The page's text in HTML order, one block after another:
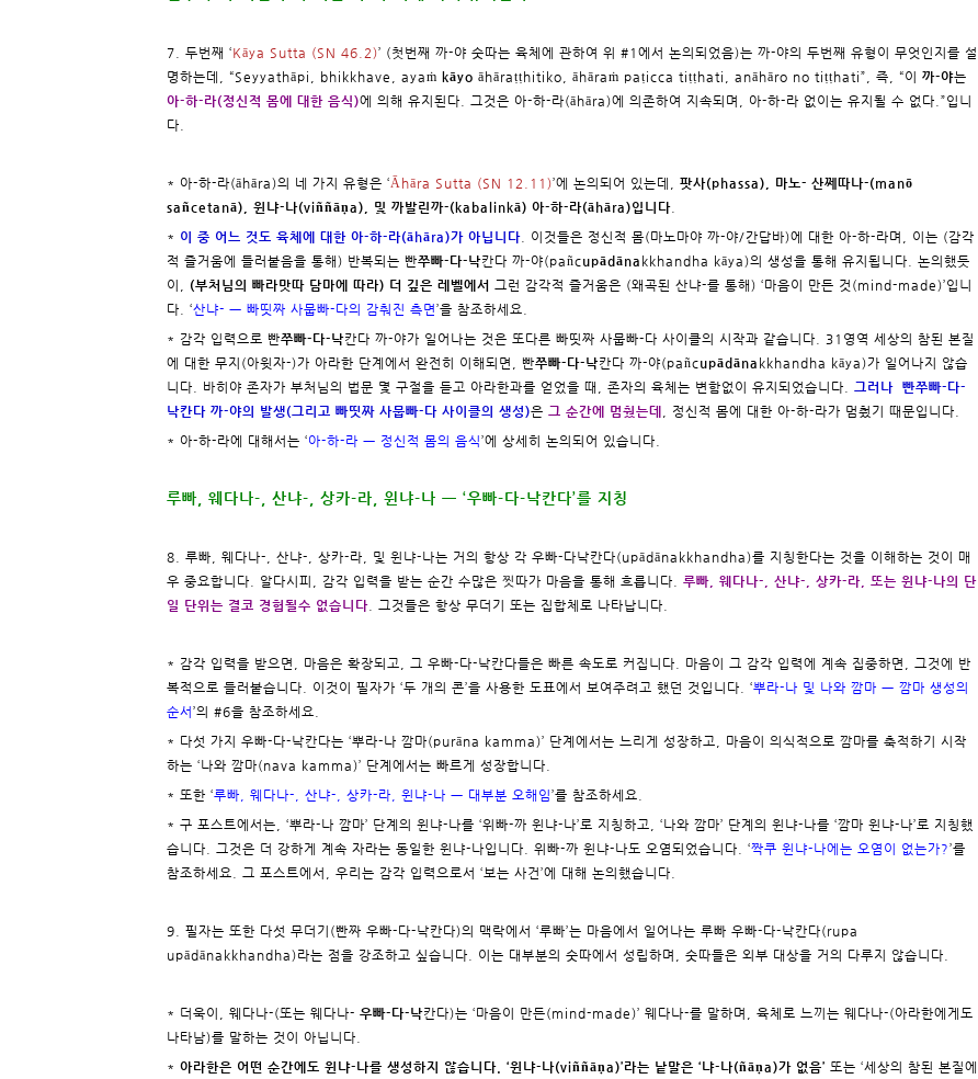
7. 두번째 ‘Kāya Sutta (SN 46.2)’ (첫번째 까-야 숫따는 육체에 관하여 위 #1에서 논의되었음)는 까-야의 두번째 유형이 무엇인지를 설
명하는데, “Seyyathāpi, bhikkhave, ayaṁ kāyo āhāraṭṭhitiko, āhāraṁ paṭicca tiṭṭhati, anāhāro no tiṭṭhati”, 즉, “이 까-야는
아-하-라(정신적 몸에 대한 음식)에 의해 유지된다. 그것은 아-하-라(āhāra)에 의존하여 지속되며, 아-하-라 없이는 유지될 수 없다.”입니
다.
* 아-하-라(āhāra)의 네 가지 유형은 ‘Āhāra Sutta (SN 12.11)’에 논의되어 있는데, 팟사(phassa), 마노- 산쩨따나-(manō
sañcetanā), 윈냐-나(viññāṇa), 및 까발린까-(kabalinkā) 아-하-라(āhāra)입니다
* 이 중 어느 것도 육체에 대한 아-하-라(āhāra)가 아닙니다 . 이것들은 정신적 몸(마노마야 까-야/간답바)에 대한 아-하-라며, 이는 (감각
적 즐거움에 들러붙음을 통해) 반복되는 빤쭈빠-다-낙칸다 까-야(pañcupādāna kkhandha kāya)의 생성을 통해 유지됩니다. 논의했듯
이, (부처님의 빠라맛따 담마에 따라) 더 깊은 레벨에서 그런 감각적 즐거움은 (왜곡된 산냐-를 통해) ‘마음이 만든 것(mind-made)’입니
다. ‘산냐- ㅡ 빠띳짜 사뭅빠-다의 감춰진 측면’을 참조하세요.
* 감각 입력으로 빤쭈빠-다-낙칸다 까-야가 일어나는 것은 또다른 빠띳짜 사뭅빠-다 사이클의 시작과 같습니다. 31영역 세상의 참된 본질
에 대한 무지(아윗자-)가 아라한 단계에서 완전히 이해되면, 빤쭈빠-다-낙칸다 까-야(pañcupādāna kkhandha kāya)가 일어나지 않습
니다. 바히야 존자가 부처님의 법문 몇 구절을 듣고 아라한과를 얻었을 때, 존자의 육체는 변함없이 유지되었습니다. 그러나 빤쭈빠-다-
낙칸다 까-야의 발생(그리고 빠띳짜 사뭅빠-다 사이클의 생성)은 그 순간에 멈췄는데
, 정신적 몸에 대한 아-하-라가 멈췄기 때문입니다.
* 아-하-라에 대해서는 ‘아-하-라 ㅡ 정신적 몸의 음식’에 상세히 논의되어 있습니다.
루빠, 웨다나-, 산냐-, 상카-라, 윈냐-나 ㅡ ‘우빠-다-낙칸다’를 지칭
8. 루빠, 웨다나-, 산냐-, 상카-라, 및 윈냐-나는 거의 항상 각 우빠-다낙칸다(upādānakkhandha)를 지칭한다는 것을 이해하는 것이 매
우 중요합니다. 알다시피, 감각 입력을 받는 순간 수많은 찟따가 마음을 통해 흐릅니다. 루빠, 웨다나-, 산냐-, 상카-라, 또는 윈냐-나의 단
일 단위는 결코 경험될수 없습니다 . 그것들은 항상 무더기 또는 집합체로 나타납니다.
* 감각 입력을 받으면, 마음은 확장되고, 그 우빠-다-낙칸다들은 빠른 속도로 커집니다. 마음이 그 감각 입력에 계속 집중하면, 그것에 반
복적으로 들러붙습니다. 이것이 필자가 ‘두 개의 콘’을 사용한 도표에서 보여주려고 했던 것입니다. ‘뿌라-나 및 나와 깜마 ㅡ 깜마 생성의
순서 ’의 #6을 참조하세요.
* 다섯 가지 우빠-다-낙칸다는 ‘뿌라-나 깜마(purāna kamma)’ 단계에서는 느리게 성장하고, 마음이 의식적으로 깜마를 축적하기 시작
하는 ‘나와 깜마(nava kamma)’ 단계에서는 빠르게 성장합니다.
* 또한 ‘루빠, 웨다나-, 산냐-, 상카-라, 윈냐-나 ㅡ 대부분 오해임’를 참조하세요.
* 구 포스트에서는, ‘뿌라-나 깜마’ 단계의 윈냐-나를 ‘위빠-까 윈냐-나’로 지칭하고, ‘나와 깜마’ 단계의 윈냐-나를 ‘깜마 윈냐-나’로 지칭했
습니다. 그것은 더 강하게 계속 자라는 동일한 윈냐-나입니다. 위빠-까 윈냐-나도 오염되었습니다. ‘짝쿠 윈냐-나에는 오염이 없는가?’를
참조하세요. 그 포스트에서, 우리는 감각 입력으로서 ‘보는 사건’에 대해 논의했습니다.
9. 필자는 또한 다섯 무더기(빤짜 우빠-다-낙칸다)의 맥락에서 ‘루빠’는 마음에서 일어나는 루빠 우빠-다-낙칸다(rupa
upādānakkhandha)라는 점을 강조하고 싶습니다. 이는 대부분의 숫따에서 성립하며, 숫따들은 외부 대상을 거의 다루지 않습니다.
* 더욱이, 웨다나-(또는 웨다나- 우빠-다-낙칸다)는 ‘마음이 만든(mind-made)’ 웨다나-를 말하며, 육체로 느끼는 웨다나-(아라한에게도
나타남)를 말하는 것이 아닙니다.
* 아라한은 어떤 순간에도 윈냐-나를 생성하지 않습니다. ‘윈냐-나(viññāṇa)’라는 낱말은 ‘냐-나(ñāṇa)가 없음’ 또는 ‘세상의 참된 본질에